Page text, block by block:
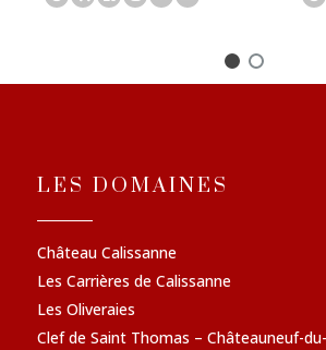
LES DOMAINES
Château Calissanne
Les Carrières de Calissanne
Les Oliveraies
Clef de Saint Thomas – Châteauneuf-